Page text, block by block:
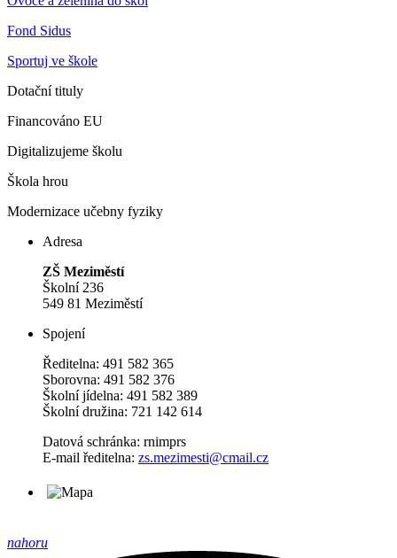
Fond Sidus
Sportuj ve škole
Dotační tituly
Financováno EU
Digitalizujeme školu
Škola hrou
Modernizace učebny fyziky
Adresa
ZŠ Meziměstí
Školní 236
549 81 Meziměstí
Spojení
Ředitelna: 491 582 365
Sborovna: 491 582 376
Školní jídelna: 491 582 389
Školní družina: 721 142 614
Datová schránka: rnimprs
E-mail ředitelna: zs.mezimesti@cmail.cz
nahoru